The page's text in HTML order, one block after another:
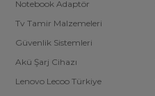
Notebook Adaptör
Tv Tamir Malzemeleri
Güvenlik Sistemleri
Akü Şarj Cihazı
Lenovo Lecoo Türkiye